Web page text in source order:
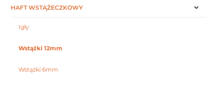
HAFT WSTĄŻECZKOWY
Igły
Wstążki 12mm
Wstążki 6mm